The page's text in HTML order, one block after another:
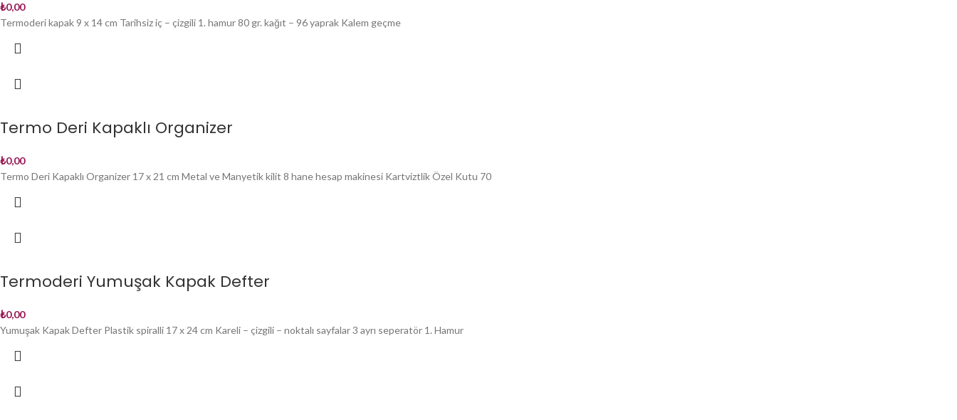
₺0,00
Termoderi kapak 9 x 14 cm Tarihsiz iç – çizgili 1. hamur 80 gr. kağıt – 96 yaprak Kalem geçme
Termo Deri Kapaklı Organizer
₺0,00
Termo Deri Kapaklı Organizer 17 x 21 cm Metal ve Manyetik kilit 8 hane hesap makinesi Kartviztlik Özel Kutu 70
Termoderi Yumuşak Kapak Defter
₺0,00
Yumuşak Kapak Defter Plastik spiralli 17 x 24 cm Kareli – çizgili – noktalı sayfalar 3 ayrı seperatör 1. Hamur